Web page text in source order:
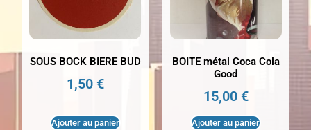
SOUS BOCK BIERE BUD
1,50 €
Ajouter au panier
BOITE métal Coca Cola
Good
15,00 €
Ajouter au panier